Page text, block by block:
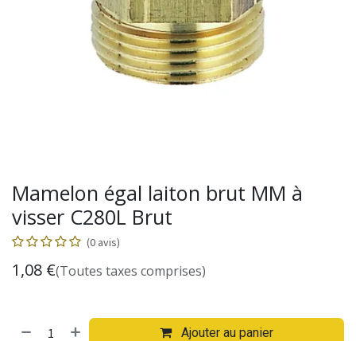
Mamelon égal laiton brut MM à
visser C280L Brut
(0 avis)
1,08 €(Toutes taxes comprises)
Ajouter au panier